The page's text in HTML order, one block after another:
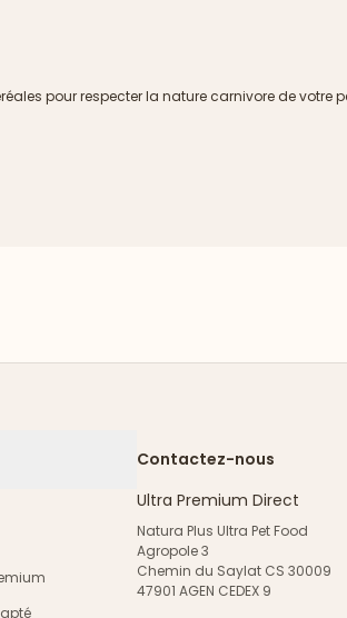
pour respecter la nature carnivore de votre
Contactez-nous
Ultra Premium Direct
Natura Plus Ultra Pet Food
Agropole 3
Chemin du Saylat CS 30009
47901 AGEN CEDEX 9